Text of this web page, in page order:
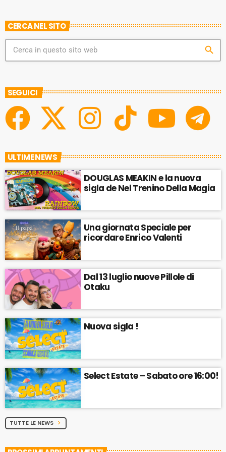
CERCA NEL SITO
search
SEGUICI
ULTIME NEWS
DOUGLAS MEAKIN e la nuova
sigla de Nel Trenino Della Magia
Una giornata Speciale per
ricordare Enrico Valenti
Dal 13 luglio nuove Pillole di
Otaku
Nuova sigla !
Select Estate – Sabato ore 16:00!
TUTTE LE NEWS chevron_right